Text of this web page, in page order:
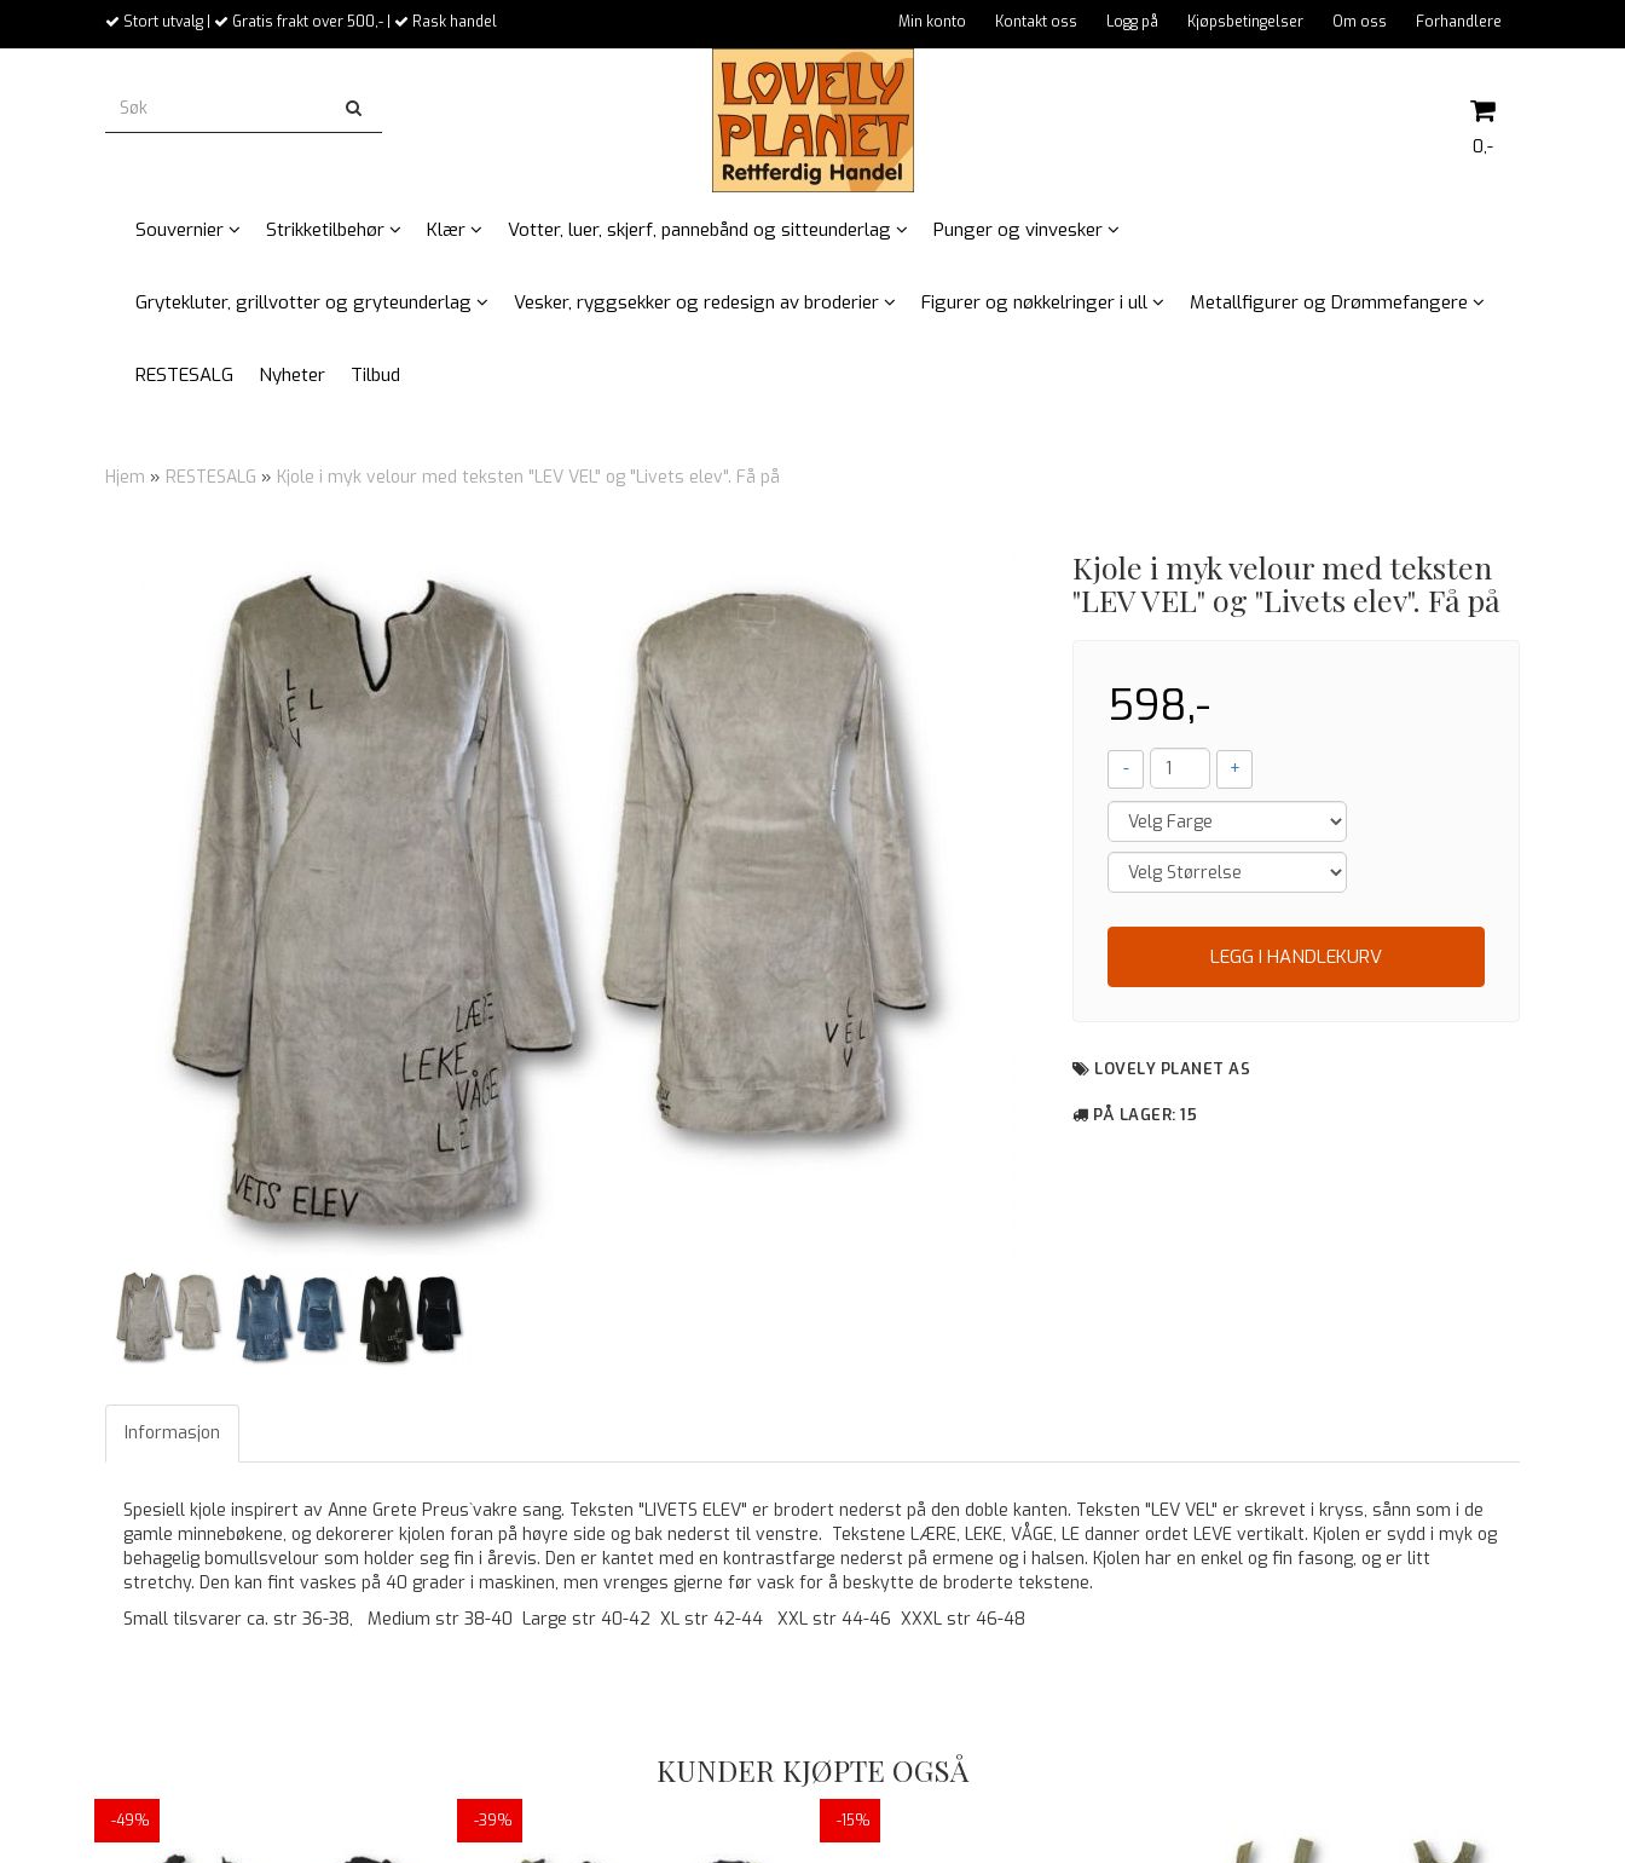
Stort utvalg | Gratis frakt over 500,- | Rask handel Min konto Kontakt oss Logg på Kjøpsbetingelser Om oss Forhandlere
0,-
Souvernier Strikketilbehør Klær Votter, luer, skjerf, pannebånd og sitteunderlag Punger og vinvesker
Grytekluter, grillvotter og gryteunderlag Vesker, ryggsekker og redesign av broderier Figurer og nøkkelringer i ull Metallfigurer og Drømmefangere
RESTESALG Nyheter Tilbud
Hjem » RESTESALG » Kjole i myk velour med teksten "LEV VEL" og "Livets elev". Få på
Kjole i myk velour med teksten
"LEV VEL" og "Livets elev". Få på
598,-
- +
LEGG I HANDLEKURV
LOVELY PLANET AS
PÅ LAGER: 15
Informasjon
Spesiell kjole inspirert av Anne Grete Preus`vakre sang. Teksten "LIVETS ELEV" er brodert nederst på den doble kanten. Teksten "LEV VEL" er skrevet i kryss, sånn som i de
gamle minnebøkene, og dekorerer kjolen foran på høyre side og bak nederst til venstre. Tekstene LÆRE, LEKE, VÅGE, LE danner ordet LEVE vertikalt. Kjolen er sydd i myk og
behagelig bomullsvelour som holder seg fin i årevis. Den er kantet med en kontrastfarge nederst på ermene og i halsen. Kjolen har en enkel og fin fasong, og er litt
stretchy. Den kan fint vaskes på 40 grader i maskinen, men vrenges gjerne før vask for å beskytte de broderte tekstene.
Small tilsvarer ca. str 36-38, Medium str 38-40 Large str 40-42 XL str 42-44 XXL str 44-46 XXXL str 46-48
KUNDER KJØPTE OGSÅ
-49% -39% -15%